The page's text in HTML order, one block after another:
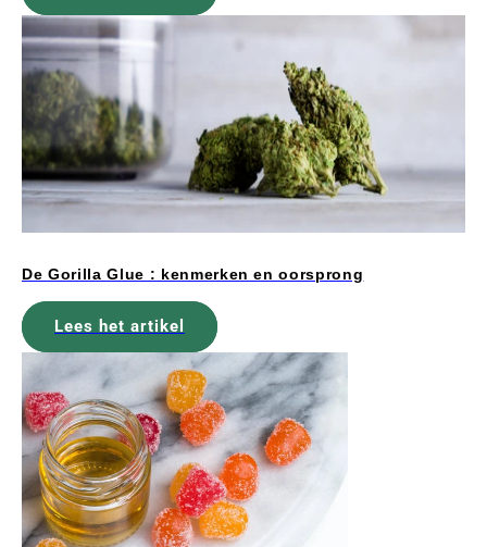
De Gorilla Glue : kenmerken en oorsprong
Lees het artikel